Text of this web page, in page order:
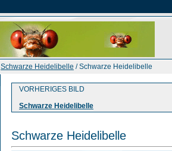
Schwarze Heidelibelle / Schwarze Heidelibelle
VORHERIGES BILD
Schwarze Heidelibelle
Schwarze Heidelibelle